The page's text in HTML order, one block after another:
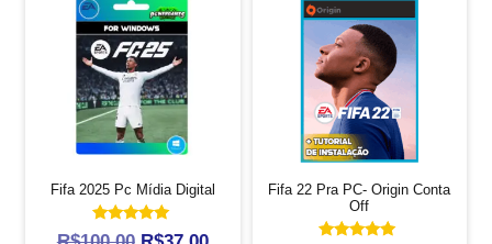
Fifa 2025 Pc Mídia Digital
Avaliação
Fifa 22 Pra PC- Origin Conta
Off